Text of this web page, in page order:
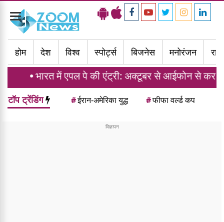
Toggle
navigation
होम
देश विश्व स्पोर्ट्स बिजनेस मनोरंजन
में एपल पे की एंट्री: अक्टूबर से आईफोन से कर सकेंगे क्रेडिट
टॉप ट्रेंडिंग #ईरान-अमेरिका युद्ध #फीफा वर्ल्ड कप